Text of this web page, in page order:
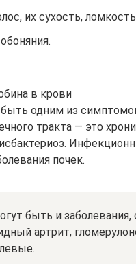
их сухость,
в крови
одним из
тракта — это
почек.
быть и
артрит,